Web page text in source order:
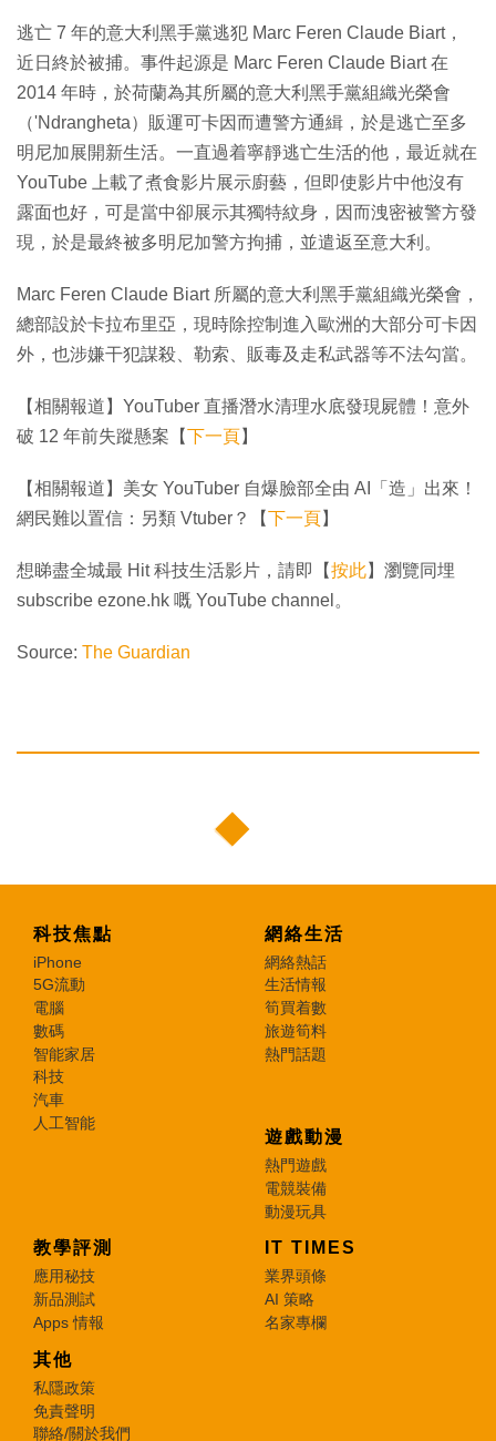
逃亡 7 年的意大利黑手黨逃犯 Marc Feren Claude Biart，
近日終於被捕。事件起源是 Marc Feren Claude Biart 在
2014 年時，於荷蘭為其所屬的意大利黑手黨組織光榮會
（'Ndrangheta）販運可卡因而遭警方通緝，於是逃亡至多
明尼加展開新生活。一直過着寧靜逃亡生活的他，最近就在
YouTube 上載了煮食影片展示廚藝，但即使影片中他沒有
露面也好，可是當中卻展示其獨特紋身，因而洩密被警方發
現，於是最終被多明尼加警方拘捕，並遣返至意大利。
Marc Feren Claude Biart 所屬的意大利黑手黨組織光榮會，
總部設於卡拉布里亞，現時除控制進入歐洲的大部分可卡因
外，也涉嫌干犯謀殺、勒索、販毒及走私武器等不法勾當。
【相關報道】YouTuber 直播潛水清理水底發現屍體！意外
破 12 年前失蹤懸案【下一頁】
【相關報道】美女 YouTuber 自爆臉部全由 AI「造」出來！
網民難以置信：另類 Vtuber？【下一頁】
想睇盡全城最 Hit 科技生活影片，請即【按此】瀏覽同埋
subscribe ezone.hk 嘅 YouTube channel。
Source: The Guardian
科技焦點
iPhone
5G流動
電腦
數碼
智能家居
科技
汽車
人工智能
網絡生活
網絡熱話
生活情報
筍買着數
旅遊筍料
熱門話題
遊戲動漫
熱門遊戲
電競裝備
動漫玩具
教學評測
應用秘技
新品測試
Apps 情報
IT TIMES
業界頭條
AI 策略
名家專欄
其他
私隱政策
免責聲明
聯絡/關於我們